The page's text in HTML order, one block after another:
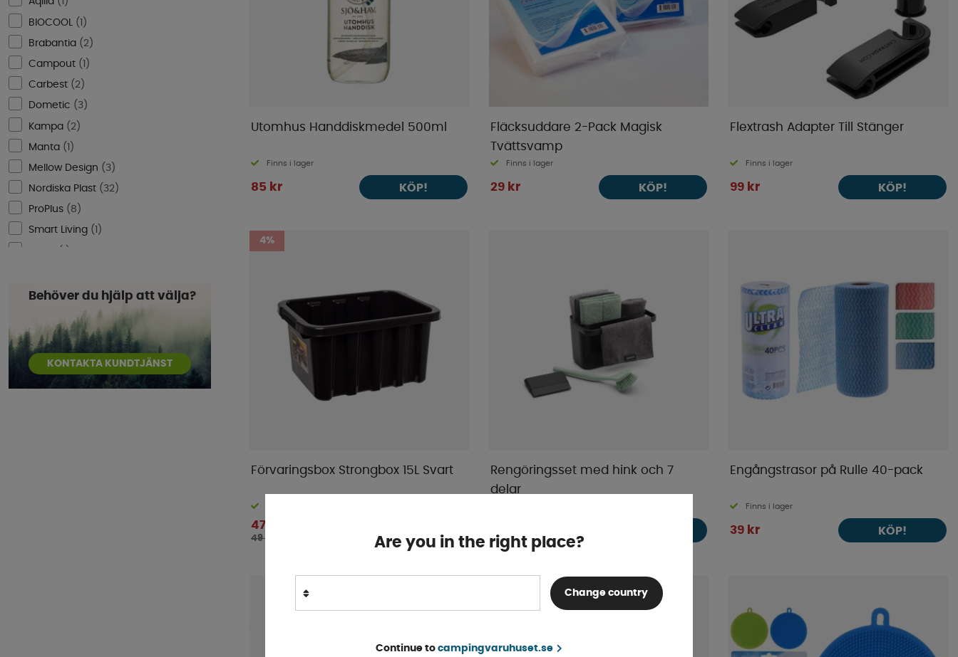
Varumärke
Publiceringsdatum
BIOCOOL (1 )
Brabantia ( 2 )
Campout ( )
Carbest ( 2)
Dometic ( 3)
Kampa ( 2 )
Manta (1 )
Mellow Design ( 3)
Nordiska Plast ( 32)
ProPlus ( 8 )
Smart Living ( )
Yachticon(1)
Behöver du hjälp att välja?
KONTAKTA KUNDTJÄNST
Utomhus Handdiskmedel 500ml
Finns i lager
85 kr KÖP!
Fläcksuddare 2-Pack Magisk
Tvättsvamp
Finns i lager
29 kr KÖP!
Flextrash Adapter Till Stänger
Finns i lager
99 kr KÖP!
4%
Förvaringsbox Strongbox 15L Svart
47 kr
49 kr
Rengöringsset med hink och 7
delar
Engångstrasor på Rulle 40-pack
Finns i lager
39 kr KÖP!
Are you in the right place?
Change country
Continue to campingvaruhuset.se